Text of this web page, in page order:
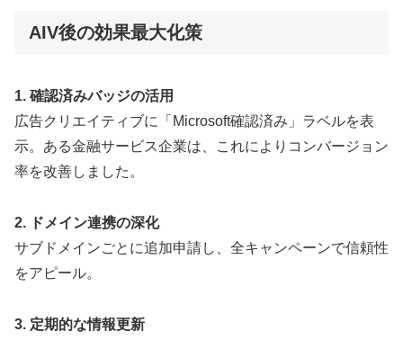
AIV後の効果最大化策
1. 確認済みバッジの活用
広告クリエイティブに「Microsoft確認済み」ラベルを表
示。ある金融サービス企業は、これによりコンバージョン
率を改善しました。
2. ドメイン連携の深化
サブドメインごとに追加申請し、全キャンペーンで信頼性
をアピール。
3. 定期的な情報更新